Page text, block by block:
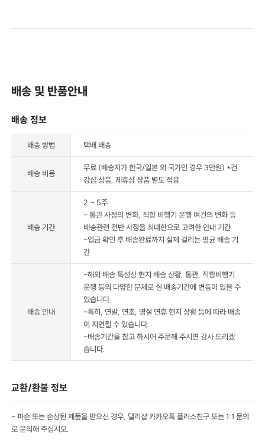
배송 및 반품안내
배송 정보
배송 방법 택배 배송
배송 비용
무료 (배송지가 한국/일본 외 국가인 경우 3만원) *건
강샵 상품, 제휴샵 상품 별도 적용
배송 기간
2 ~ 5주
- 통관 사정의 변화, 직항 비행기 운행 여건의 변화 등
배송관련 전반 사정을 최대한으로 고려한 안내 기간
-입금 확인 후 배송완료까지 실제 걸리는 평균 배송 기
간
배송 안내
-해외 배송 특성상 현지 배송 상황, 통관, 직항비행기
운행 등의 다양한 문제로 실 배송기간에 변동이 있을 수
있습니다.
-특히, 연말, 연초, 명절 연휴 현지 상황 등에 따라 배송
이 지연될 수 있습니다.
-배송기간을 참고 하시어 주문해 주시면 감사 드리겠
습니다.
교환/환불 정보
- 파손 또는 손상된 제품을 받으신 경우, 델리샵 카카오톡 플러스친구 또는 1:1 문의
로 문의해 주십시오.